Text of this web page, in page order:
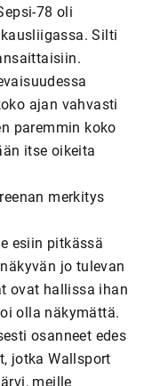
78 oli
Silti
ajan vahvasti
paremmin koko
itse oikeita
merkitys
esiin pitkässä
jo tulevan
ovat hallissa ihan
olla näkymättä.
osanneet edes
jotka Wallsport
meille